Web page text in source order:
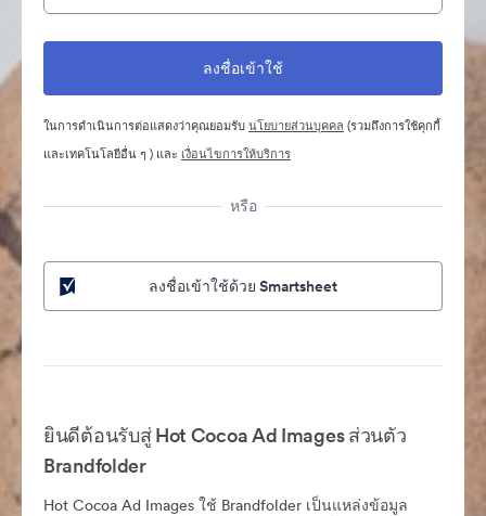
ในการดำเนินการต่อแสดงว่าคุณยอมรับนโยบายส่วนบุคคล (รวมถึงการใช้คุกกี้
และเทคโนโลยีอื่น ๆ ) และ เงื่อนไขการให้บริการ
หรือ
ลงชื่อเข้าใช้ด้วย Smartsheet
ยินดีต้อนรับสู่ Hot Cocoa Ad Images ส่วนตัว
Brandfolder
Hot Cocoa Ad Images ใช้ Brandfolder เป็นแหล่งข้อมูล